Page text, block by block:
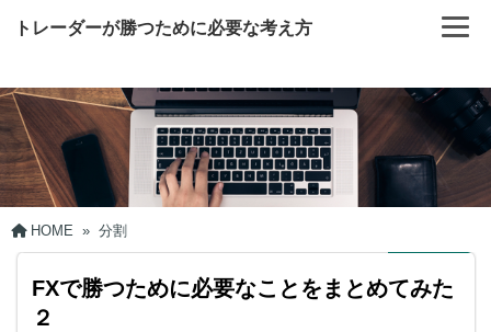
トレーダーが勝つために必要な考え方
HOME » 分割
FXで勝つために必要なことをまとめてみた
２